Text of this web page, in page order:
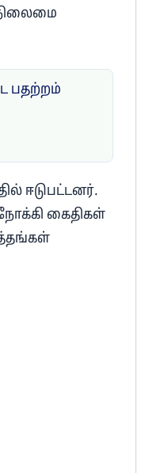
பதற்றம்
ஈடுபட்டனர்.
கைதிகள்